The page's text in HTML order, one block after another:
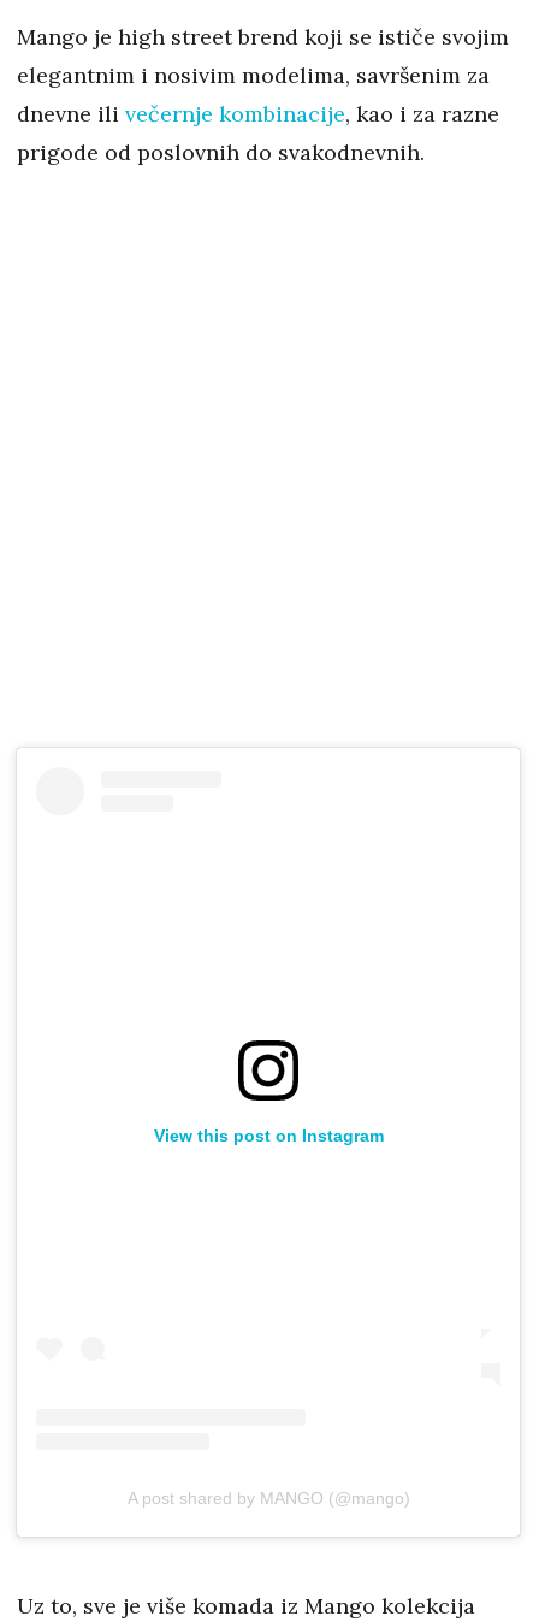
Mango je high street brend koji se ističe svojim
elegantnim i nosivim modelima, savršenim za
dnevne ili večernje kombinacije, kao i za razne
prigode od poslovnih do svakodnevnih.
View this post on Instagram
A post shared by MANGO (@mango)
Uz to, sve je više komada iz Mango kolekcija